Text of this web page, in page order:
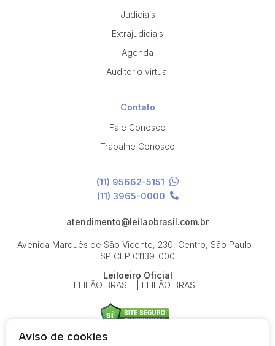
Judiciais
Extrajudiciais
Agenda
Auditório virtual
Contato
Fale Conosco
Trabalhe Conosco
(11) 95662-5151
(11) 3965-0000
atendimento@leilaobrasil.com.br
Avenida Marquês de São Vicente, 230, Centro, São Paulo -
SP CEP 01139-000
Leiloeiro Oficial
LEILÃO BRASIL | LEILÃO BRASIL
Aviso de cookies